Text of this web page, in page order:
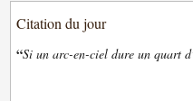
Citation du jour
“Si un arc-en-ciel dure un quart